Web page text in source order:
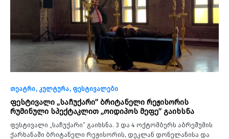
თეატრი კულტურა ფესტივალები
ფესტივალი „საჩუქარი” ბრიტანელი რეჟისორის
რუმინული სპექტაკლით „ოიდიპოს მეფე” გაიხსნა
ფესტივალი „საჩუქარი” გაიხსნა. 3 და 4 ოქტომბერს აბრეშუმის
ქარხანაში ბრიტანელი რეჟისორის, დეკლან დონელანისა და